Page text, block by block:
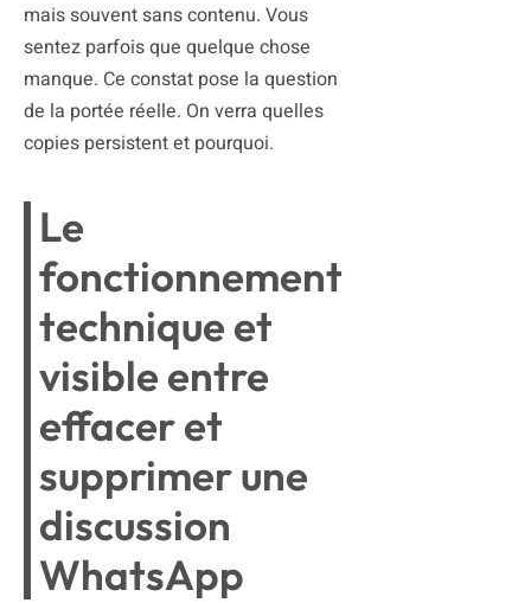
mais souvent sans contenu. Vous
sentez parfois que quelque chose
manque. Ce constat pose la question
de la portée réelle. On verra quelles
copies persistent et pourquoi.
Le
fonctionnement
technique et
visible entre
effacer et
supprimer une
discussion
WhatsApp